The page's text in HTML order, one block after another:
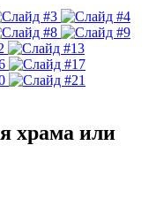
храма или